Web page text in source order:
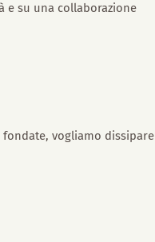
e su una collaborazione
vogliamo dissipare